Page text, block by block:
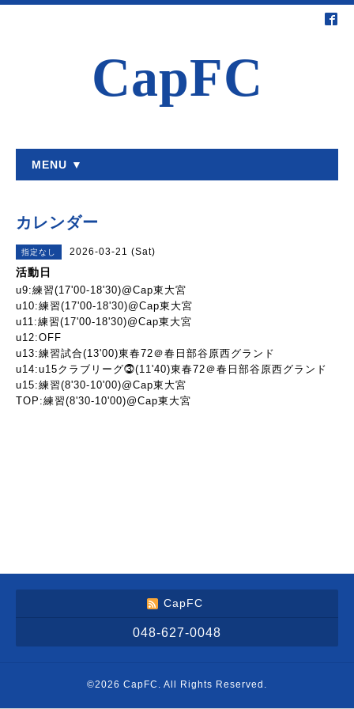
CapFC
MENU ▼
カレンダー
指定なし 2026-03-21 (Sat)
活動日
u9:練習(17'00-18'30)@Cap東大宮
u10:練習(17'00-18'30)@Cap東大宮
u11:練習(17'00-18'30)@Cap東大宮
u12:OFF
u13:練習試合(13'00)東春72＠春日部谷原西グランド
u14:u15クラブリーグ⓷(11'40)東春72＠春日部谷原西グランド
u15:練習(8'30-10'00)@Cap東大宮
TOP:練習(8'30-10'00)@Cap東大宮
CapFC
048-627-0048
©2026 CapFC . All Rights Reserved.